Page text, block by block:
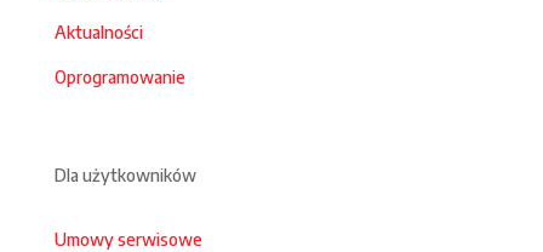
Aktualności
Oprogramowanie
Dla użytkowników
Umowy serwisowe